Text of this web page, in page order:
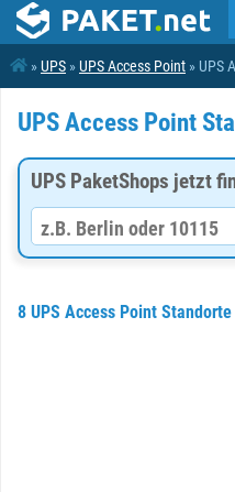
»UPS »UPS Access Point » UPS
UPS Access Point
UPS PaketShops jetzt
8 UPS Access Point